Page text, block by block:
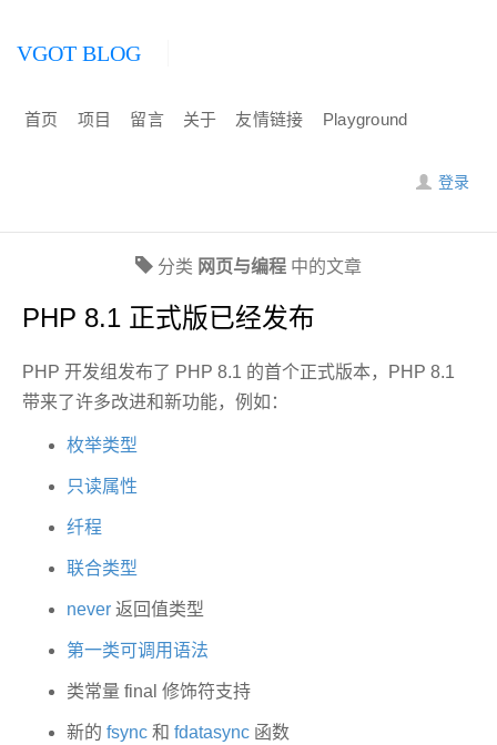
VGOT BLOG
首页 项目 留言 关于 友情链接 Playground
登录
分类 网页与编程 中的文章
PHP 8.1 正式版已经发布
PHP 开发组发布了 PHP 8.1 的首个正式版本，PHP 8.1
带来了许多改进和新功能，例如：
枚举类型
只读属性
纤程
联合类型
never 返回值类型
第一类可调用语法
类常量 final 修饰符支持
新的 fsync 和 fdatasync 函数